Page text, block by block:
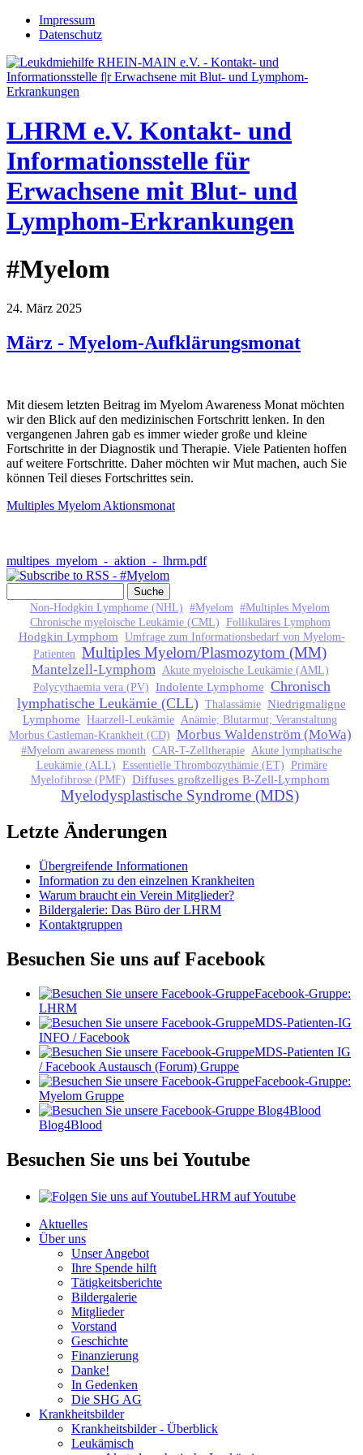
Jump to navigation
Impressum
Datenschutz
LHRM e.V. Kontakt- und
Informationsstelle für
Erwachsene mit Blut- und
Lymphom-Erkrankungen
#Myelom
24. März 2025
März - Myelom-Aufklärungsmonat
Mit diesem letzten Beitrag im Myelom Awareness Monat möchten
wir den Blick auf den medizinischen Fortschritt lenken. In den
vergangenen Jahren gab es immer wieder große und kleine
Fortschritte in der Diagnostik und Therapie. Viele Patienten hoffen
auf weitere Fortschritte. Daher möchten wir Mut machen, auch Sie
können Teil dieses Fortschrittes sein.
Multiples Myelom Aktionsmonat
multipes_myelom_-_aktion_-_lhrm.pdf
Suchformular
Non-Hodgkin Lymphome (NHL) #Myelom #Multiples Myelom
Chronische myeloische Leukämie (CML) Follikuläres Lymphom
Hodgkin Lymphom Umfrage zum Informationsbedarf von Myelom-
Patienten Multiples Myelom/Plasmozytom (MM)
Mantelzell-Lymphom Akute myeloische Leukämie (AML)
Polycythaemia vera (PV) Indolente Lymphome Chronisch
lymphatische Leukämie (CLL) Thalassämie Niedrigmaligne
Lymphome Haarzell-Leukämie Anämie; Blutarmut; Veranstaltung
Morbus Castleman-Krankheit (CD) Morbus Waldenström (MoWa)
#Myelom awareness month CAR-T-Zelltherapie Akute lymphatische
Leukämie (ALL) Essentielle Thrombozythämie (ET) Primäre
Myelofibrose (PMF) Diffuses großzelliges B-Zell-Lymphom
Myelodysplastische Syndrome (MDS)
Letzte Änderungen
Übergreifende Informationen
Information zu den einzelnen Krankheiten
Warum braucht ein Verein Mitglieder?
Bildergalerie: Das Büro der LHRM
Kontaktgruppen
Besuchen Sie uns auf Facebook
Facebook-Gruppe:
LHRM
MDS-Patienten-IG
INFO / Facebook
MDS-Patienten IG
/ Facebook Austausch (Forum) Gruppe
Facebook-Gruppe:
Myelom Gruppe
Blog4Blood
Besuchen Sie uns bei Youtube
LHRM auf Youtube
Aktuelles
Über uns
Unser Angebot
Ihre Spende hilft
Tätigkeitsberichte
Bildergalerie
Mitglieder
Vorstand
Geschichte
Finanzierung
Danke!
In Gedenken
Die SHG AG
Krankheitsbilder
Krankheitsbilder - Überblick
Leukämisch